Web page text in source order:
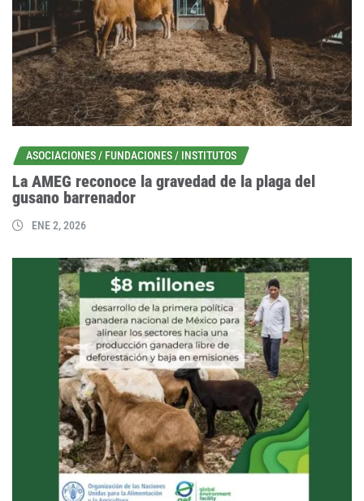
ASOCIACIONES / FUNDACIONES / INSTITUTOS
La AMEG reconoce la gravedad de la plaga del
gusano barrenador
ENE 2, 2026